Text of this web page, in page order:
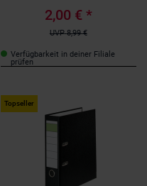
2,00 € *
UVP 8,99 €
Verfügbarkeit in deiner Filiale
prüfen
Topseller